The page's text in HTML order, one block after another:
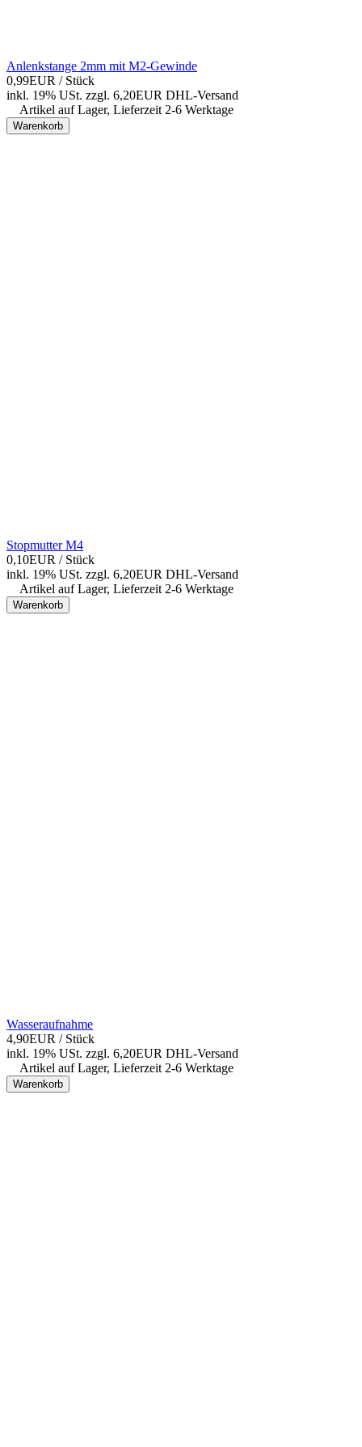
Anlenkstange 2mm mit M2-Gewinde
0,99EUR / Stück
inkl. 19% USt. zzgl. 6,20EUR DHL-Versand
Artikel auf Lager, Lieferzeit 2-6 Werktage
Warenkorb
Stopmutter M4
0,10EUR / Stück
inkl. 19% USt. zzgl. 6,20EUR DHL-Versand
Artikel auf Lager, Lieferzeit 2-6 Werktage
Warenkorb
Wasseraufnahme
4,90EUR / Stück
inkl. 19% USt. zzgl. 6,20EUR DHL-Versand
Artikel auf Lager, Lieferzeit 2-6 Werktage
Warenkorb